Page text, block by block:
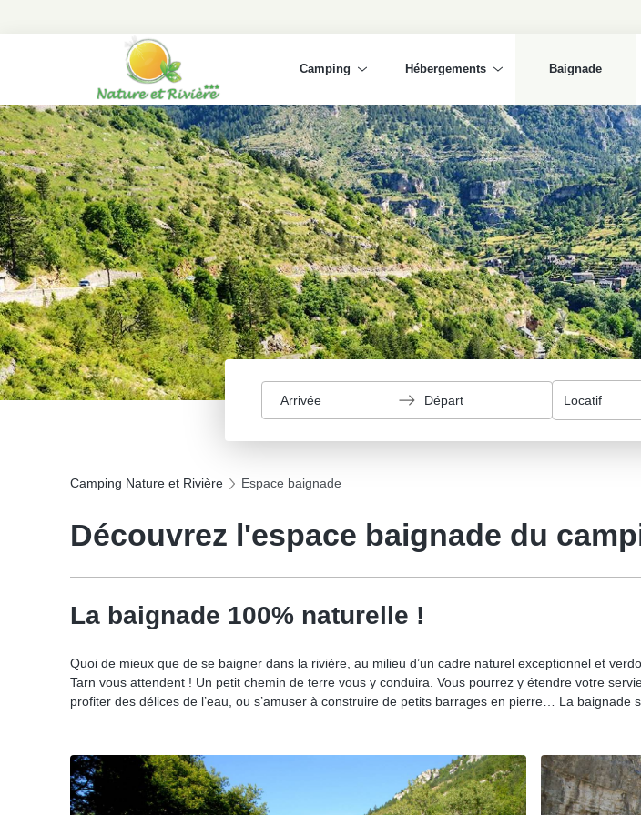
Camping Hébergements Baignade
Arrivée Départ Locatif
Camping Nature et Rivière Espace baignade
Découvrez l'espace baignade du
La baignade 100% naturelle !
Quoi de mieux que de se baigner dans la rivière, au milieu d’un cadre naturel exceptionnel et
Tarn vous attendent ! Un petit chemin de terre vous y conduira. Vous pourrez y étendre votre
profiter des délices de l’eau, ou s’amuser à construire de petits barrages en pierre… La baignade